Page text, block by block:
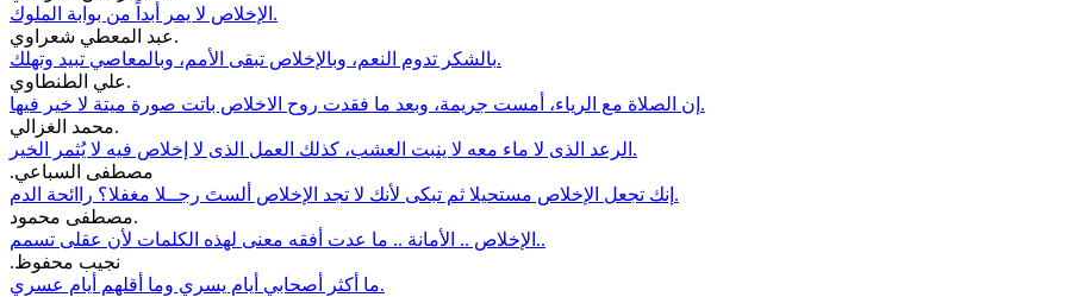
الإخلاص لا يمر أبداً من بوابة الملوك.
عبد المعطي شعراوي.
بالشكر تدوم النعم، وبالإخلاص تبقى الأمم، وبالمعاصي تبيد وتهلك.
علي الطنطاوي.
إن الصلاة مع الرياء، أمست جريمة، وبعد ما فقدت روح الاخلاص باتت صورة ميتة لا خير فيها.
محمد الغزالي.
الرعد الذى لا ماء معه لا ينبت العشب، كذلك العمل الذى لا إخلاص فيه لا يُثمر الخير.
.مصطفى السباعي
إنك تجعل الإخلاص مستحيلا ثم تبكى لأنك لا تجد الإخلاص ألستَ رجــلا مغفلا؟ راائحة الدم.
مصطفى محمود.
الإخلاص .. الأمانة .. ما عدت أفقه معنى لهذه الكلمات لأن عقلى تسمم..
.نجيب محفوظ
ما أكثر أصحابي أيام يسري وما أقلهم أيام عسري.